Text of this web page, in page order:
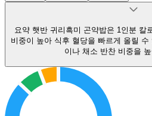
요약 햇반 귀리흑미 곤약밥은 1인분 칼
비중이 높아 식후 혈당을 빠르게 올릴 수
이나 채소 반찬 비중을